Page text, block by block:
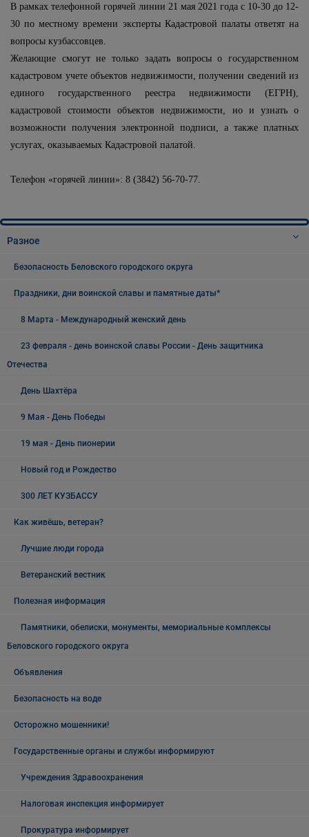
В рамках телефонной горячей линии 21 мая 2021 года с 10-30 до 12-
30 по местному времени эксперты Кадастровой палаты ответят на
вопросы кузбассовцев.
Желающие смогут не только задать вопросы о государственном
кадастровом учете объектов недвижимости, получении сведений из
единого государственного реестра недвижимости (ЕГРН),
кадастровой стоимости объектов недвижимости, но и узнать о
возможности получения электронной подписи, а также платных
услугах, оказываемых Кадастровой палатой.
Телефон «горячей линии»: 8 (3842) 56-70-77.
Разное
Безопасность Беловского городского округа
Праздники, дни воинской славы и памятные даты*
8 Марта - Международный женский день
23 февраля - день воинской славы России - День защитника
Отечества
День Шахтёра
9 Мая - День Победы
19 мая - День пионерии
Новый год и Рождество
300 ЛЕТ КУЗБАССУ
Как живёшь, ветеран?
Лучшие люди города
Ветеранский вестник
Полезная информация
Памятники, обелиски, монументы, мемориальные комплексы
Беловского городского округа
Объявления
Безопасность на воде
Осторожно мошенники!
Государственные органы и службы информируют
Учреждения Здравоохранения
Налоговая инспекция информирует
Прокуратура информирует